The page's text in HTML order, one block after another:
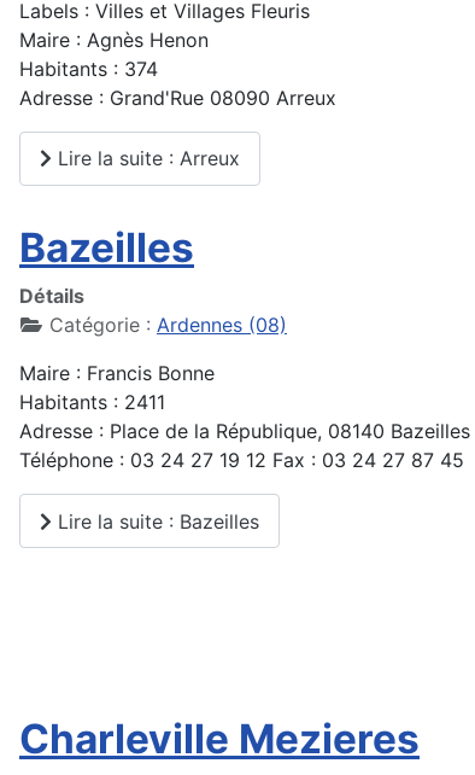
Labels : Villes et Villages Fleuris
Maire : Agnès Henon
Habitants : 374
Adresse : Grand'Rue 08090 Arreux
Lire la suite : Arreux
Bazeilles
Détails
Catégorie : Ardennes (08)
Maire : Francis Bonne
Habitants : 2411
Adresse : Place de la République, 08140 Bazeilles
Téléphone : 03 24 27 19 12 Fax : 03 24 27 87 45
Lire la suite : Bazeilles
Charleville Mezieres